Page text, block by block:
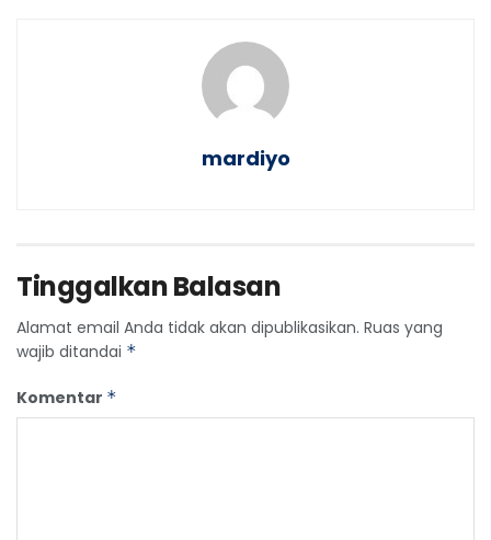
mardiyo
Tinggalkan Balasan
Alamat email Anda tidak akan dipublikasikan. Ruas yang
wajib ditandai *
Komentar *